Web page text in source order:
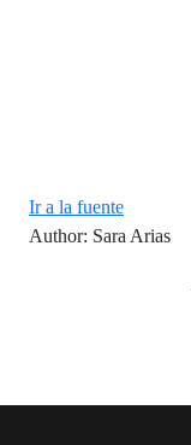
Ir a la fuente
Author: Sara Arias